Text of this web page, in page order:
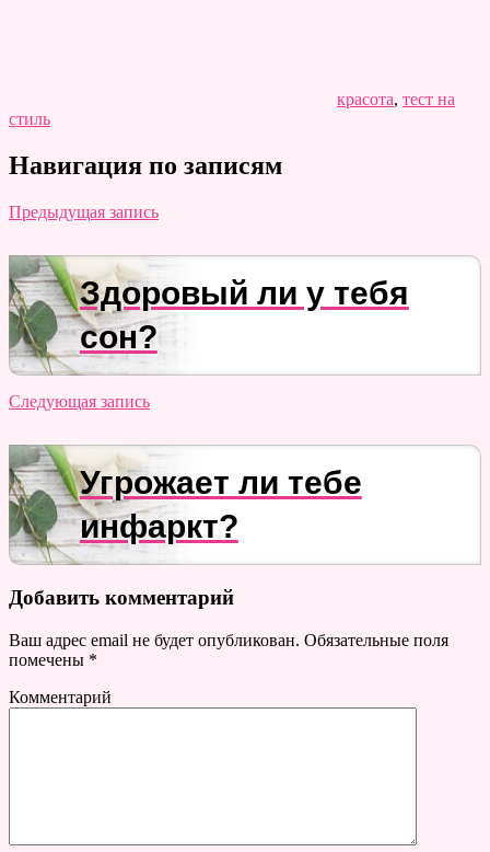
красота, тест на
стиль
Навигация по записям
Предыдущая запись
Здоровый ли у тебя
сон?
Следующая запись
Угрожает ли тебе
инфаркт?
Добавить комментарий
Ваш адрес email не будет опубликован. Обязательные поля
помечены *
Комментарий